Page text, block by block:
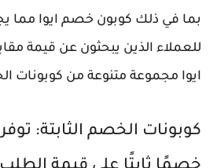
بما في ذلك كوبون خصم ايوا مما
للعملاء الذين يبحثون عن قيمة
ايوا مجموعة متنوعة من كوبونات
كوبونات الخصم الثابتة: